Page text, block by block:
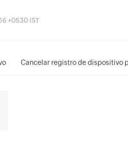
+0530 IST
Cancelar registro de dispositivo